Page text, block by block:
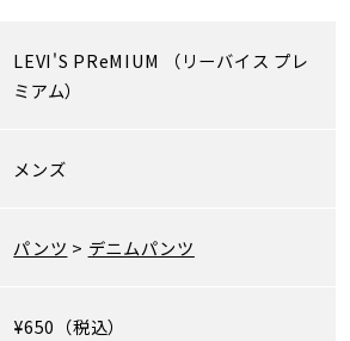
LEVI'S PReMIUM
（リーバイス プレ
ミアム）
メンズ
パンツ > デニムパンツ
¥650（税込）